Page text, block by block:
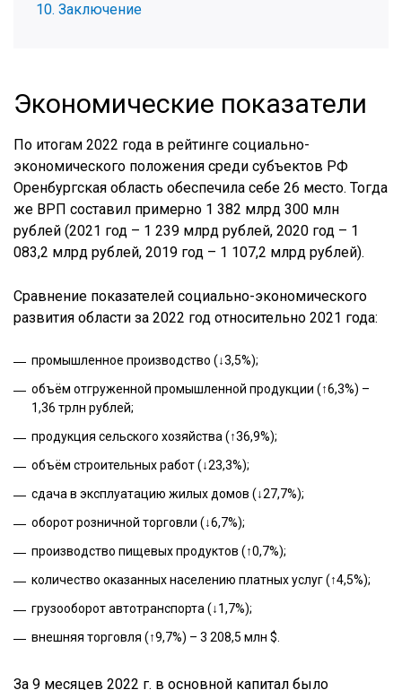
10. Заключение
Экономические показатели
По итогам 2022 года в рейтинге социально-
экономического положения среди субъектов РФ
Оренбургская область обеспечила себе 26 место. Тогда
же ВРП составил примерно 1 382 млрд 300 млн
рублей (2021 год – 1 239 млрд рублей, 2020 год – 1
083,2 млрд рублей, 2019 год – 1 107,2 млрд рублей).
Сравнение показателей социально-экономического
развития области за 2022 год относительно 2021 года:
промышленное производство (↓3,5%);
объём отгруженной промышленной продукции (↑6,3%) –
1,36 трлн рублей;
продукция сельского хозяйства (↑36,9%);
объём строительных работ (↓23,3%);
сдача в эксплуатацию жилых домов (↓27,7%);
оборот розничной торговли (↓6,7%);
производство пищевых продуктов (↑0,7%);
количество оказанных населению платных услуг (↑4,5%);
грузооборот автотранспорта (↓1,7%);
внешняя торговля (↑9,7%) – 3 208,5 млн $.
За 9 месяцев 2022 г. в основной капитал было